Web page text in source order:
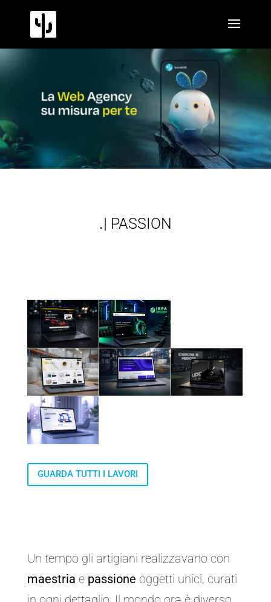
WEB| PASSION
GUARDA TUTTI I LAVORI
Un tempo gli artigiani realizzavano con
maestria e passione oggetti unici, curati